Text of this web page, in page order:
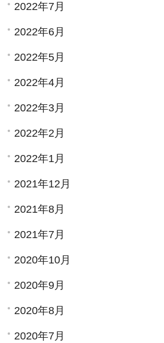
2022年7月
2022年6月
2022年5月
2022年4月
2022年3月
2022年2月
2022年1月
2021年12月
2021年8月
2021年7月
2020年10月
2020年9月
2020年8月
2020年7月